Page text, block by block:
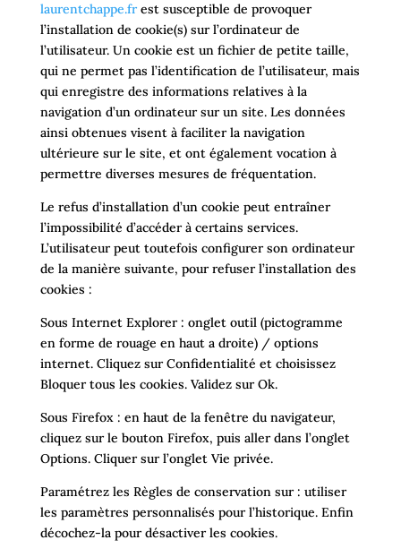
laurentchappe.frest susceptible de provoquer
l’installation de cookie(s) sur l’ordinateur de
l’utilisateur. Un cookie est un fichier de petite taille,
qui ne permet pas l’identification de l’utilisateur, mais
qui enregistre des informations relatives à la
navigation d’un ordinateur sur un site. Les données
ainsi obtenues visent à faciliter la navigation
ultérieure sur le site, et ont également vocation à
permettre diverses mesures de fréquentation.
Le refus d’installation d’un cookie peut entraîner
l’impossibilité d’accéder à certains services.
L’utilisateur peut toutefois configurer son ordinateur
de la manière suivante, pour refuser l’installation des
cookies :
Sous Internet Explorer : onglet outil (pictogramme
en forme de rouage en haut a droite) / options
internet. Cliquez sur Confidentialité et choisissez
Bloquer tous les cookies. Validez sur Ok.
Sous Firefox : en haut de la fenêtre du navigateur,
cliquez sur le bouton Firefox, puis aller dans l’onglet
Options. Cliquer sur l’onglet Vie privée.
Paramétrez les Règles de conservation sur : utiliser
les paramètres personnalisés pour l’historique. Enfin
décochez-la pour désactiver les cookies.